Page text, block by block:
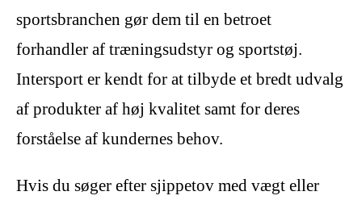
sportsbranchen gør dem til en betroet
forhandler af træningsudstyr og sportstøj.
Intersport er kendt for at tilbyde et bredt udvalg
af produkter af høj kvalitet samt for deres
forståelse af kundernes behov.
Hvis du søger efter sjippetov med vægt eller